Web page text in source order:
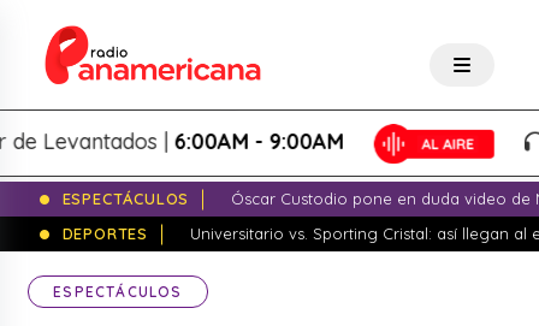
|6:00AM - 9:00AM
ESPECTÁCULOS
Óscar Custodio pone en duda video de
DEPORTES
Universitario vs. Sporting Cristal: así llegan al
ESPECTÁCULOS